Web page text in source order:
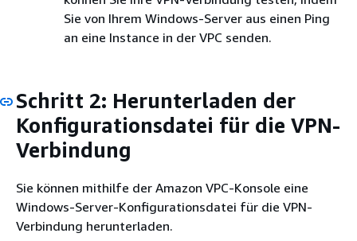
Sie von Ihrem Windows-Server aus einen Ping
an eine Instance in der VPC senden.
Schritt 2: Herunterladen der
Konfigurationsdatei für die VPN-
Verbindung
Sie können mithilfe der Amazon VPC-Konsole eine
Windows-Server-Konfigurationsdatei für die VPN-
Verbindung herunterladen.